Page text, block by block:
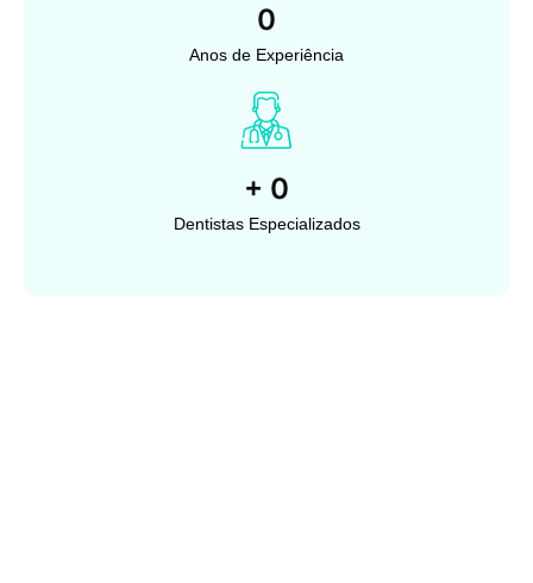
0
Anos de Experiência
+ 0
Dentistas Especializados